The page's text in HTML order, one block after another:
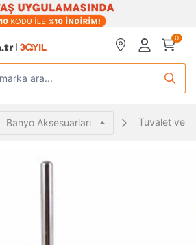
0
ara...
Banyo Aksesuarları Tuvalet ve